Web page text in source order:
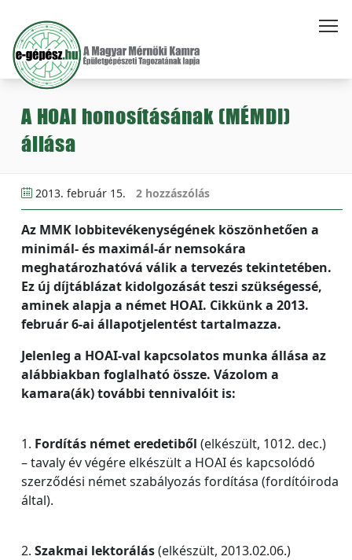
A HOAI honosításának (MÉMDI)
állása
2013. február 15. 2 hozzászólás
Az MMK lobbitevékenységének köszönhetően a
minimál- és maximál-ár nemsokára
meghatározhatóvá válik a tervezés tekintetében.
Ez új díjtáblázat kidolgozását teszi szükségessé,
aminek alapja a német HOAI. Cikkünk a 2013.
február 6-ai állapotjelentést tartalmazza.
Jelenleg a HOAI-val kapcsolatos munka állása az
alábbiakban foglalható össze. Vázolom a
kamara(ák) további tennivalóit is:
1. Fordítás német eredetiből (elkészült, 1012. dec.)
– tavaly év végére elkészült a HOAI és kapcsolódó
szerződési német szabályozás fordítása (fordítóiroda
által).
2. Szakmai lektorálás(elkészült, 2013.02.06.)